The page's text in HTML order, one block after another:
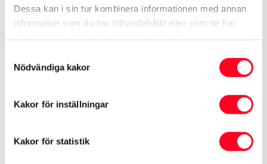
Dessa kan i sin tur kombinera informationen med annan
information som du har tillhandahållit eller som de har
samlat in när du har använt deras tjänster.
Nödvändiga kakor
Kakor för inställningar
Kakor för statistik
klimatbonusen?
Den tidigare klimatbonusen gällde i princip alla som